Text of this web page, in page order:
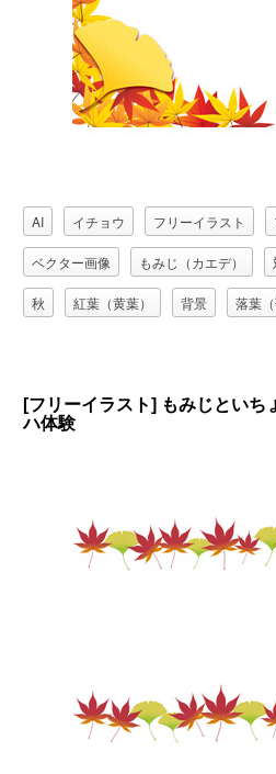
AI イチョウ フリーイラスト
ベクター画像 もみじ（カエデ）
秋 紅葉（黄葉） 背景 落葉（
[フリーイラスト] もみじといち
ハ体験